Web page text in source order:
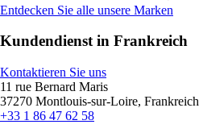
Entdecken Sie alle unsere Marken
Kundendienst in Frankreich
Kontaktieren Sie uns
11 rue Bernard Maris
37270 Montlouis-sur-Loire, Frankreich
+33 1 86 47 62 58